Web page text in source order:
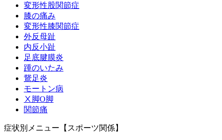
変形性股関節症
膝の痛み
変形性膝関節症
外反母趾
内反小趾
足底腱膜炎
踵のいたみ
鵞足炎
モートン病
Ⅹ脚O脚
関節痛
症状別メニュー【スポーツ関係】